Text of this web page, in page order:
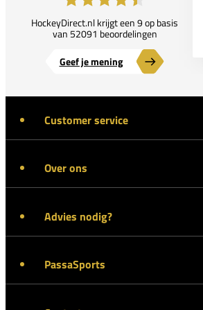
HockeyDirect.nl krijgt een 9 op basis
van 52091 beoordelingen
Geef je mening
Customer service
Over ons
Advies nodig?
PassaSports